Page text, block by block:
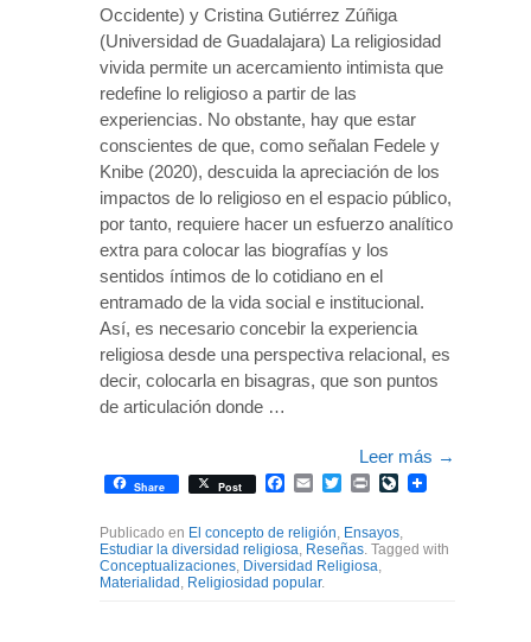
Occidente) y Cristina Gutiérrez Zúñiga
(Universidad de Guadalajara) La religiosidad
vivida permite un acercamiento intimista que
redefine lo religioso a partir de las
experiencias. No obstante, hay que estar
conscientes de que, como señalan Fedele y
Knibe (2020), descuida la apreciación de los
impactos de lo religioso en el espacio público,
por tanto, requiere hacer un esfuerzo analítico
extra para colocar las biografías y los
sentidos íntimos de lo cotidiano en el
entramado de la vida social e institucional.
Así, es necesario concebir la experiencia
religiosa desde una perspectiva relacional, es
decir, colocarla en bisagras, que son puntos
de articulación donde …
Leer más →
Share Post Facebook
EmailTwitterPrintLiveJournal
Publicado en El concepto de religión, Ensayos,
Estudiar la diversidad religiosa, Reseñas. Tagged with
Conceptualizaciones, Diversidad Religiosa,
Materialidad , Religiosidad popular.